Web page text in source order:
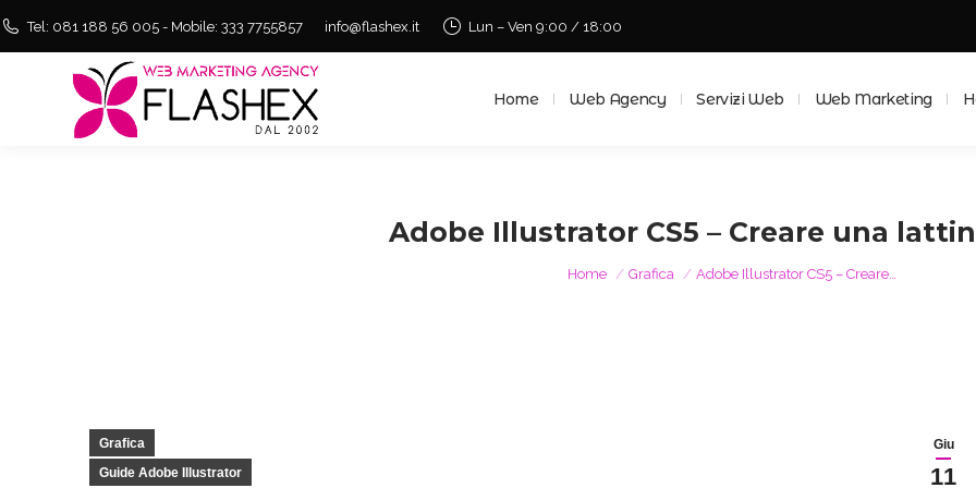
Tel: 081 188 56 005 - Mobile: 333 7755857 info@flashex.it Lun – Ven 9:00 / 18:00
Home Web Agency Servizi Web Web Marketing
Adobe Illustrator CS5 – Creare una
Tu sei qui:
Home Grafica Adobe Illustrator CS5 – Creare…
Giu
11
Grafica
Guide Adobe Illustrator